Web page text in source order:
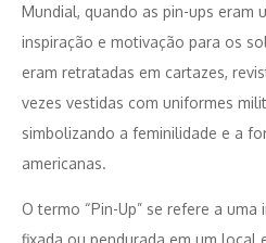
Mundial, quando as pin-ups eram
inspiração e motivação para os
eram retratadas em cartazes,
vezes vestidas com uniformes
simbolizando a feminilidade e a
americanas.
O termo “Pin-Up” se refere a
fixada ou pendurada em um local